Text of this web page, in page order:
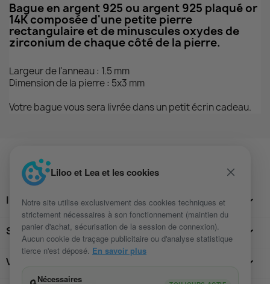
Liloo et Lea et les cookies
Notre site utilise exclusivement des cookies techniques et
strictement nécessaires à son fonctionnement (maintien du
panier d'achat, sécurisation de la session de connexion).
Aucun cookie de traçage publicitaire ou d'analyse statistique
tierce n'est déposé. En savoir plus
Nécessaires
Bague en argent 925 ou argent 925 plaqué or
14K composée d'une petite pierre
rectangulaire et de minuscules oxydes de
zirconium de chaque côté de la pierre.
Largeur de l'anneau : 1.5 mm
Dimension de la pierre : 5x3 mm
Votre bague vous sera livrée dans un petit écrin cadeau.
INFORMATIONS 
SUIVEZ-NOUS 
VOTRE COMPTE 